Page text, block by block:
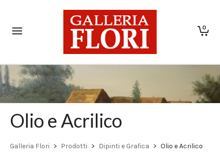
0
Olio e Acrilico
Galleria Flori > Prodotti > Dipinti e Grafica > Olio e Acrilico